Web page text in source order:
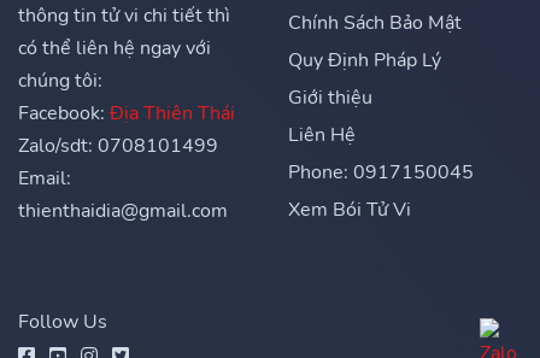
thông tin tử vi chi tiết thì
có thể liên hệ ngay với
chúng tôi:
Facebook: Địa Thiên Thái
Zalo/sdt: 0708101499
Email:
thienthaidia@gmail.com
Chính Sách Bảo Mật
Quy Định Pháp Lý
Giới thiệu
Liên Hệ
Phone: 0917150045
Xem Bói Tử Vi
Follow Us